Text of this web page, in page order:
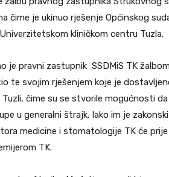
čime je ukinuo rješenje Općinskog
kliničkom centru Tuzla.
je pravni zastupnik SSDMiS TK
te svojim rješenjem koje je
čime su se stvorile mogućnosti
u generalni štrajk. Iako im je
medicine i stomatologije TK će
TK.